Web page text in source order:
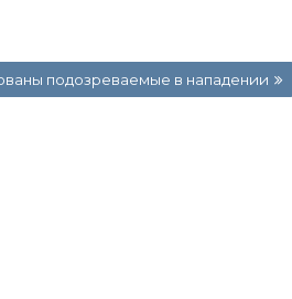
подозреваемые в нападении